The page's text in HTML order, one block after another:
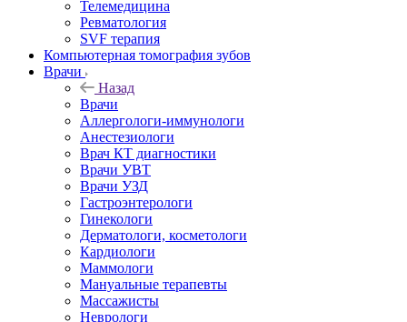
Телемедицина
Ревматология
SVF терапия
Компьютерная томография зубов
Врачи
Назад
Врачи
Аллергологи-иммунологи
Анестезиологи
Врач КТ диагностики
Врачи УВТ
Врачи УЗД
Гастроэнтерологи
Гинекологи
Дерматологи, косметологи
Кардиологи
Маммологи
Мануальные терапевты
Массажисты
Неврологи